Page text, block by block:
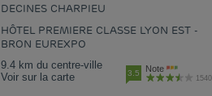
DECINES CHARPIEU
HÔTEL PREMIERE CLASSE LYON EST -
BRON EUREXPO
9.4 km du centre-ville
Voir sur la carte
3.5 Note